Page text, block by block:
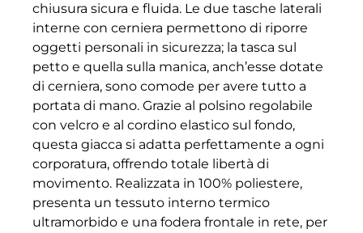
chiusura sicura e fluida. Le due tasche laterali
interne con cerniera permettono di riporre
oggetti personali in sicurezza; la tasca sul
petto e quella sulla manica, anch’esse dotate
di cerniera, sono comode per avere tutto a
portata di mano. Grazie al polsino regolabile
con velcro e al cordino elastico sul fondo,
questa giacca si adatta perfettamente a ogni
corporatura, offrendo totale libertà di
movimento. Realizzata in 100% poliestere,
presenta un tessuto interno termico
ultramorbido e una fodera frontale in rete, per